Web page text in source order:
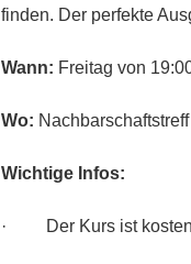
finden. Der perfekte
Wann: Freitag von
Wo:
Wichtige Infos:
·         Der Kurs ist